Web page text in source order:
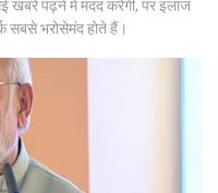
खबरें पढ़ने में मदद करेंगी, पर इलाज
सबसे भरोसेमंद होते हैं।